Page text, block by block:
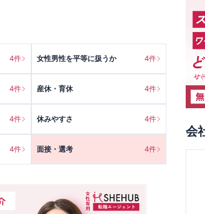
4件 女性男性を平等に扱うか 4件
4件 産休・育休 4件
4件 休みやすさ 4件
4件 面接・選考 4件
会